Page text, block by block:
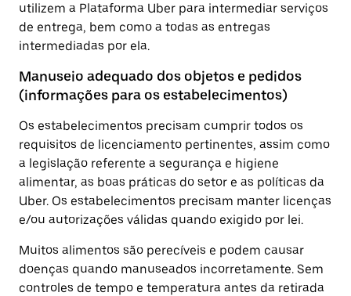
utilizem a Plataforma Uber para intermediar serviços
de entrega, bem como a todas as entregas
intermediadas por ela.
Manuseio adequado dos objetos e pedidos
(informações para os estabelecimentos)
Os estabelecimentos precisam cumprir todos os
requisitos de licenciamento pertinentes, assim como
a legislação referente a segurança e higiene
alimentar, as boas práticas do setor e as políticas da
Uber. Os estabelecimentos precisam manter licenças
e/ou autorizações válidas quando exigido por lei.
Muitos alimentos são perecíveis e podem causar
doenças quando manuseados incorretamente. Sem
controles de tempo e temperatura antes da retirada